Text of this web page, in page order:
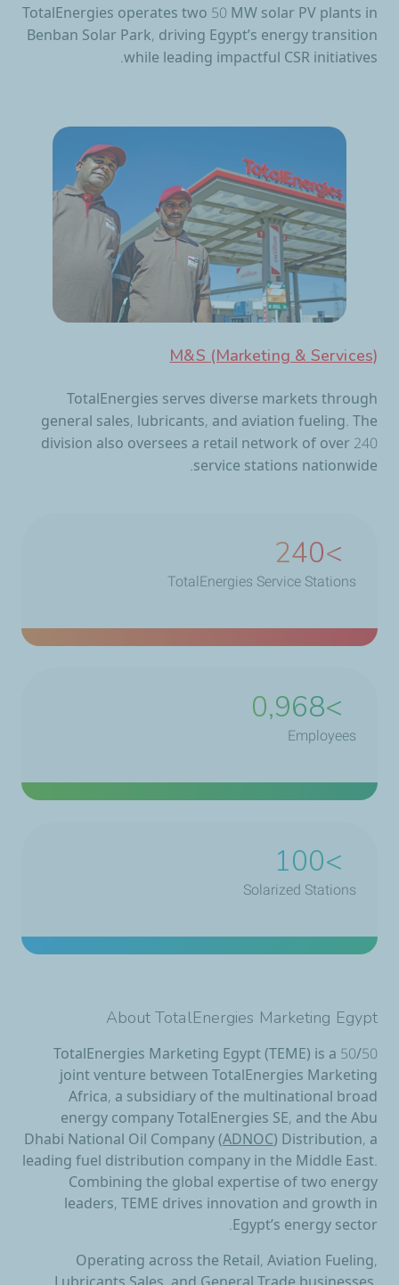
TotalEnergies operates two 50 MW solar PV plants in
Benban Solar Park, driving Egypt’s energy transition
while leading impactful CSR initiatives.
M&S (Marketing & Services)
TotalEnergies serves diverse markets through
general sales, lubricants, and aviation fueling. The
division also oversees a retail network of over 240
service stations nationwide.
>
240
TotalEnergies Service Stations
>
1,128
Employees
>
100
Solarized Stations
About TotalEnergies Marketing Egypt
TotalEnergies Marketing Egypt (TEME) is a 50/50
joint venture between TotalEnergies Marketing
Africa, a subsidiary of the multinational broad
energy company TotalEnergies SE, and the Abu
Dhabi National Oil Company (ADNOC) Distribution, a
leading fuel distribution company in the Middle East.
Combining the global expertise of two energy
leaders, TEME drives innovation and growth in
Egypt’s energy sector.
Operating across the Retail, Aviation Fueling,